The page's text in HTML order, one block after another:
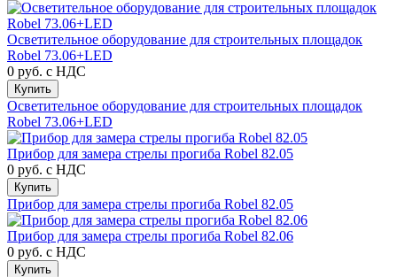
Осветительное оборудование для строительных площадок
Robel 73.06+LED
0 руб. с НДС
Купить
Осветительное оборудование для строительных площадок
Robel 73.06+LED
Прибор для замера стрелы прогиба Robel 82.05
0 руб. с НДС
Купить
Прибор для замера стрелы прогиба Robel 82.05
Прибор для замера стрелы прогиба Robel 82.06
0 руб. с НДС
Купить